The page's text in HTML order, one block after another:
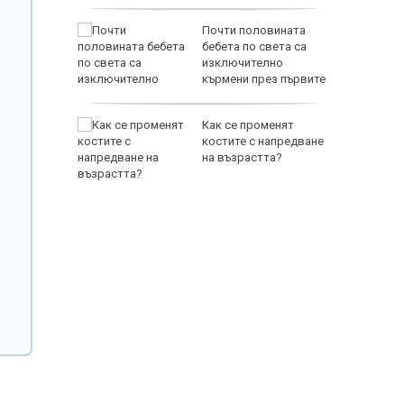
Почти половината
бебета по света са
изключително
кърмени през първите
Как се променят
костите с напредване
на възрастта?